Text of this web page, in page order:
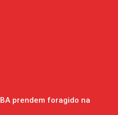
prendem foragido na